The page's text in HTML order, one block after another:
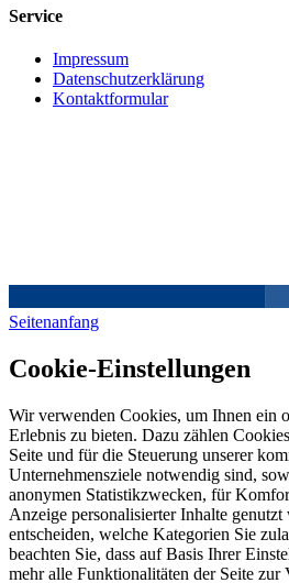
Service
Impressum
Datenschutzerklärung
Kontaktformular
Seitenanfang
Cookie-Einstellungen
Wir verwenden Cookies, um Ihnen ein
Erlebnis zu bieten. Dazu zählen
Seite und für die Steuerung unserer
Unternehmensziele notwendig sind,
anonymen Statistikzwecken, für
Anzeige personalisierter Inhalte
entscheiden, welche Kategorien Sie
beachten Sie, dass auf Basis Ihrer
mehr alle Funktionalitäten der Seite zur